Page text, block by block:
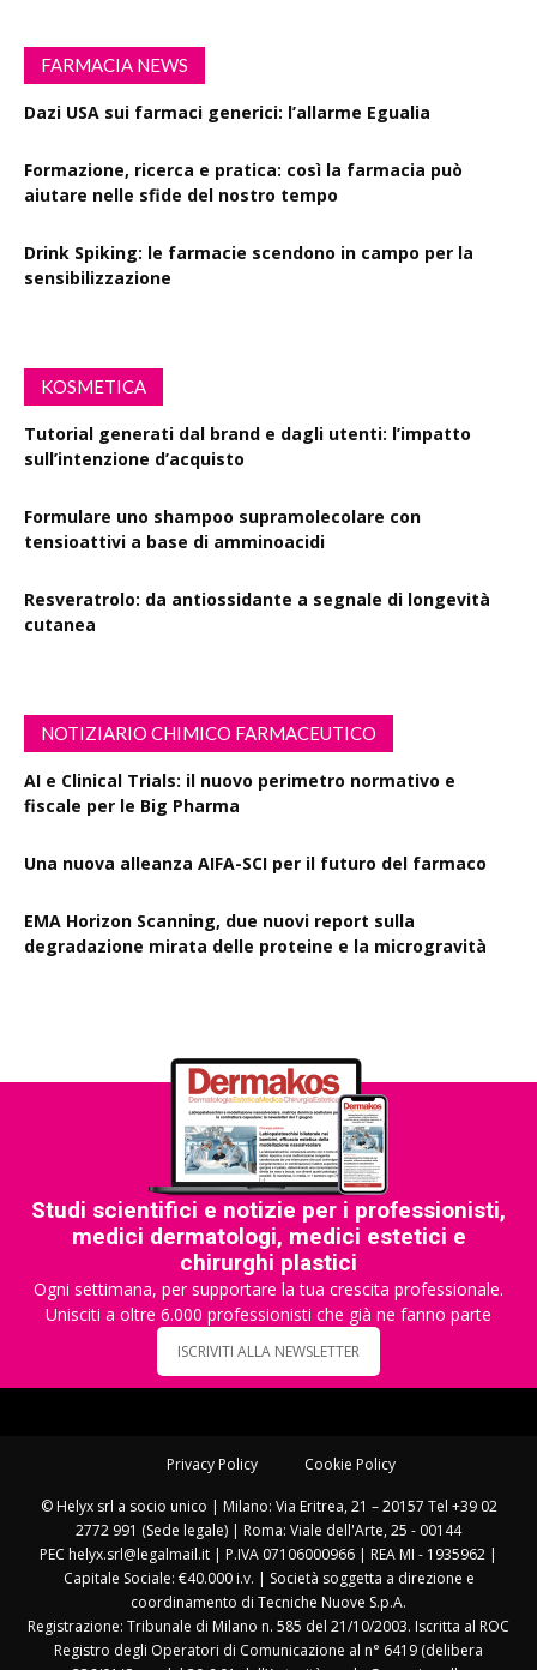
FARMACIA NEWS
Dazi USA sui farmaci generici: l’allarme Egualia
Formazione, ricerca e pratica: così la farmacia può
aiutare nelle sfide del nostro tempo
Drink Spiking: le farmacie scendono in campo per la
sensibilizzazione
KOSMETICA
Tutorial generati dal brand e dagli utenti: l’impatto
sull’intenzione d’acquisto
Formulare uno shampoo supramolecolare con
tensioattivi a base di amminoacidi
Resveratrolo: da antiossidante a segnale di longevità
cutanea
NOTIZIARIO CHIMICO FARMACEUTICO
AI e Clinical Trials: il nuovo perimetro normativo e
fiscale per le Big Pharma
Una nuova alleanza AIFA-SCI per il futuro del farmaco
EMA Horizon Scanning, due nuovi report sulla
degradazione mirata delle proteine e la microgravità
Studi scientifici e notizie per i professionisti,
medici dermatologi, medici estetici e
chirurghi plastici
Ogni settimana, per supportare la tua crescita professionale.
Unisciti a oltre 6.000 professionisti che già ne fanno parte
ISCRIVITI ALLA NEWSLETTER
Privacy Policy Cookie Policy
© Helyx srl a socio unico | Milano: Via Eritrea, 21 – 20157 Tel +39 02
2772 991 (Sede legale) | Roma: Viale dell'Arte, 25 - 00144
PEC helyx.srl@legalmail.it | P.IVA 07106000966 | REA MI - 1935962 |
Capitale Sociale: €40.000 i.v. | Società soggetta a direzione e
coordinamento di Tecniche Nuove S.p.A.
Registrazione: Tribunale di Milano n. 585 del 21/10/2003. Iscritta al ROC
Registro degli Operatori di Comunicazione al n° 6419 (delibera